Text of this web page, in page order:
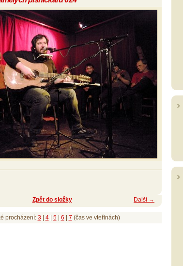
Další →
Zpět do složky
procházení: 3| 4| 5| 6 7 (čas ve vteřinách)